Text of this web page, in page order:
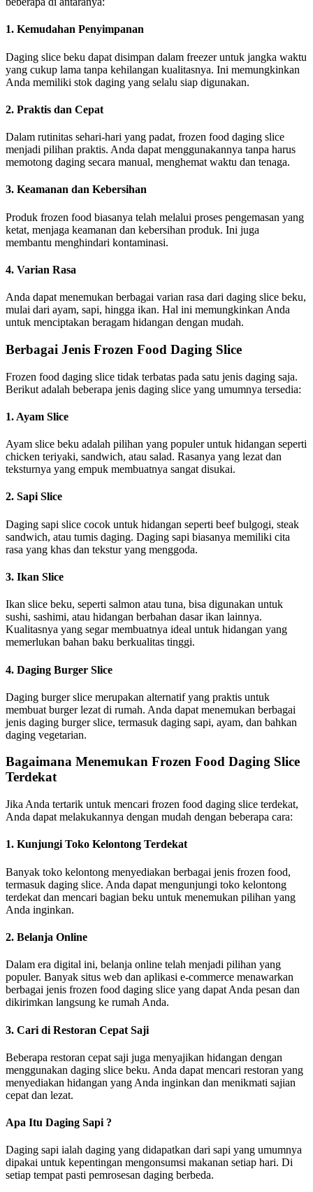
1. Kemudahan Penyimpanan
Daging slice beku dapat disimpan dalam freezer untuk jangka waktu
yang cukup lama tanpa kehilangan kualitasnya. Ini memungkinkan
Anda memiliki stok daging yang selalu siap digunakan.
2. Praktis dan Cepat
Dalam rutinitas sehari-hari yang padat, frozen food daging slice
menjadi pilihan praktis. Anda dapat menggunakannya tanpa harus
memotong daging secara manual, menghemat waktu dan tenaga.
3. Keamanan dan Kebersihan
Produk frozen food biasanya telah melalui proses pengemasan yang
ketat, menjaga keamanan dan kebersihan produk. Ini juga
membantu menghindari kontaminasi.
4. Varian Rasa
Anda dapat menemukan berbagai varian rasa dari daging slice beku,
mulai dari ayam, sapi, hingga ikan. Hal ini memungkinkan Anda
untuk menciptakan beragam hidangan dengan mudah.
Berbagai Jenis Frozen Food Daging Slice
Frozen food daging slice tidak terbatas pada satu jenis daging saja.
Berikut adalah beberapa jenis daging slice yang umumnya tersedia:
1. Ayam Slice
Ayam slice beku adalah pilihan yang populer untuk hidangan seperti
chicken teriyaki, sandwich, atau salad. Rasanya yang lezat dan
teksturnya yang empuk membuatnya sangat disukai.
2. Sapi Slice
Daging sapi slice cocok untuk hidangan seperti beef bulgogi, steak
sandwich, atau tumis daging. Daging sapi biasanya memiliki cita
rasa yang khas dan tekstur yang menggoda.
3. Ikan Slice
Ikan slice beku, seperti salmon atau tuna, bisa digunakan untuk
sushi, sashimi, atau hidangan berbahan dasar ikan lainnya.
Kualitasnya yang segar membuatnya ideal untuk hidangan yang
memerlukan bahan baku berkualitas tinggi.
4. Daging Burger Slice
Daging burger slice merupakan alternatif yang praktis untuk
membuat burger lezat di rumah. Anda dapat menemukan berbagai
jenis daging burger slice, termasuk daging sapi, ayam, dan bahkan
daging vegetarian.
Bagaimana Menemukan Frozen Food Daging Slice
Terdekat
Jika Anda tertarik untuk mencari frozen food daging slice terdekat,
Anda dapat melakukannya dengan mudah dengan beberapa cara:
1. Kunjungi Toko Kelontong Terdekat
Banyak toko kelontong menyediakan berbagai jenis frozen food,
termasuk daging slice. Anda dapat mengunjungi toko kelontong
terdekat dan mencari bagian beku untuk menemukan pilihan yang
Anda inginkan.
2. Belanja Online
Dalam era digital ini, belanja online telah menjadi pilihan yang
populer. Banyak situs web dan aplikasi e-commerce menawarkan
berbagai jenis frozen food daging slice yang dapat Anda pesan dan
dikirimkan langsung ke rumah Anda.
3. Cari di Restoran Cepat Saji
Beberapa restoran cepat saji juga menyajikan hidangan dengan
menggunakan daging slice beku. Anda dapat mencari restoran yang
menyediakan hidangan yang Anda inginkan dan menikmati sajian
cepat dan lezat.
Apa Itu Daging Sapi ?
Daging sapi ialah daging yang didapatkan dari sapi yang umumnya
dipakai untuk kepentingan mengonsumsi makanan setiap hari. Di
setiap tempat pasti pemrosesan daging berbeda.